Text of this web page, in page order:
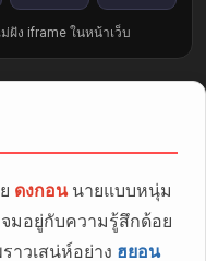
ฝัง iframe ในหน้าเว็บ
ดงกอนนายแบบหนุ่ม
มอยู่กับความรู้สึกด้อย
าวเสน่ห์อย่าง ฮยอน